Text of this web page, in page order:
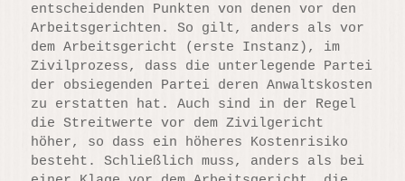
entscheidenden Punkten von denen vor den
Arbeitsgerichten. So gilt, anders als vor
dem Arbeitsgericht (erste Instanz), im
Zivilprozess, dass die unterlegende Partei
der obsiegenden Partei deren Anwaltskosten
zu erstatten hat. Auch sind in der Regel
die Streitwerte vor dem Zivilgericht
höher, so dass ein höheres Kostenrisiko
besteht. Schließlich muss, anders als bei